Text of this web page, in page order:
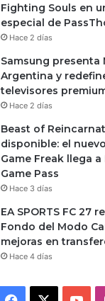
Fighting Souls en
especial de
Hace 2 días
Samsung presenta
Argentina y
televisores
Hace 2 días
Beast of
disponible: el
Game Freak llega a
Game Pass
Hace 3 días
EA SPORTS FC 27
Fondo del Modo
mejoras en
Hace 4 días